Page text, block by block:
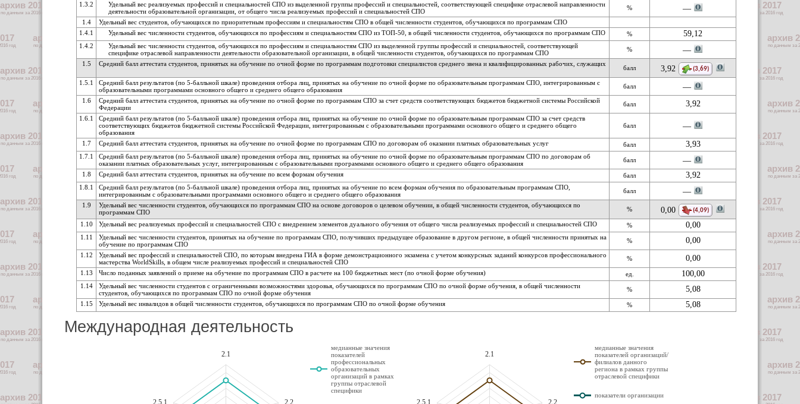
1.3.2
Удельный вес реализуемых профессий и специальностей СПО из выделенной группы профессий и специальностей, соответствующей специфике отраслевой направленности
деятельности образовательной организации, от общего числа реализуемых профессий и специальностей СПО
% —
1.4
Удельный вес студентов, обучающихся по приоритетным профессиям и специальностям СПО в общей численности студентов, обучающихся по программам СПО
1.4.1
Удельный вес численности студентов, обучающихся по профессиям и специальностям СПО из ТОП-50, в общей численности студентов, обучающихся по программам СПО % 59,12
1.4.2
Удельный вес численности студентов, обучающихся по профессиям и специальностям СПО из выделенной группы профессий и специальностей, соответствующей
специфике отраслевой направленности деятельности образовательной организации, в общей численности студентов, обучающихся по программам СПО
% —
1.5 Средний балл аттестата студентов, принятых на обучение по очной форме по программам подготовки специалистов среднего звена и квалифицированных рабочих, служащих
балл 3,92 (3,69)
1.5.1
Средний балл результатов (по 5-балльной шкале) проведения отбора лиц, принятых на обучение по очной форме по образовательным программам СПО, интегрированным с
образовательными программами основного общего и среднего общего образования
балл —
1.6
Средний балл аттестата студентов, принятых на обучение по очной форме по программам СПО за счет средств соответствующих бюджетов бюджетной системы Российской
Федерации
балл 3,92
1.6.1
Средний балл результатов (по 5-балльной шкале) проведения отбора лиц, принятых на обучение по очной форме по образовательным программам СПО за счет средств
соответствующих бюджетов бюджетной системы Российской Федерации, интегрированным с образовательными программами основного общего и среднего общего
образования
балл —
1.7 Средний балл аттестата студентов, принятых на обучение по очной форме по программам СПО по договорам об оказании платных образовательных услуг балл 3,93
1.7.1
Средний балл результатов (по 5-балльной шкале) проведения отбора лиц, принятых на обучение по очной форме по образовательным программам СПО по договорам об
оказании платных образовательных услуг, интегрированным с образовательными программами основного общего и среднего общего образования
балл —
1.8 Средний балл аттестата студентов, принятых на обучение по всем формам обучения балл 3,92
1.8.1
Средний балл результатов (по 5-балльной шкале) проведения отбора лиц, принятых на обучение по всем формам обучения по образовательным программам СПО,
интегрированным с образовательными программами основного общего и среднего общего образования
балл —
1.9
Удельный вес численности студентов, обучающихся по программам СПО на основе договоров о целевом обучении, в общей численности студентов, обучающихся по
программам СПО
% 0,00 (4,09)
1.10 Удельный вес реализуемых профессий и специальностей СПО с внедрением элементов дуального обучения от общего числа реализуемых профессий и специальностей СПО % 0,00
1.11
Удельный вес численности студентов, принятых на обучение по программам СПО, получивших предыдущее образование в другом регионе, в общей численности принятых на
обучение по программам СПО
% 0,00
1.12
Удельный вес профессий и специальностей СПО, по которым внедрена ГИА в форме демонстрационного экзамена с учетом конкурсных заданий конкурсов профессионального
мастерства WorldSkills, в общем числе реализуемых профессий и специальностей СПО
% 0,00
1.13 Число поданных заявлений о приеме на обучение по программам СПО в расчете на 100 бюджетных мест (по очной форме обучения) ед. 100,00
1.14
Удельный вес численности студентов с ограниченными возможностями здоровья, обучающихся по программам СПО по очной форме обучения, в общей численности
студентов, обучающихся по программам СПО по очной форме обучения
% 5,08
1.15 Удельный вес инвалидов в общей численности студентов, обучающихся по программам СПО по очной форме обучения % 5,08
Международная деятельность
2.1
медианные значения
показателей
профессиональных
образовательных
организаций в рамках
группы отраслевой
специфики
2.1
медианные значения
показателей организаций/
филиалов данного
региона в рамках группы
отраслевой специфики
показатели организации